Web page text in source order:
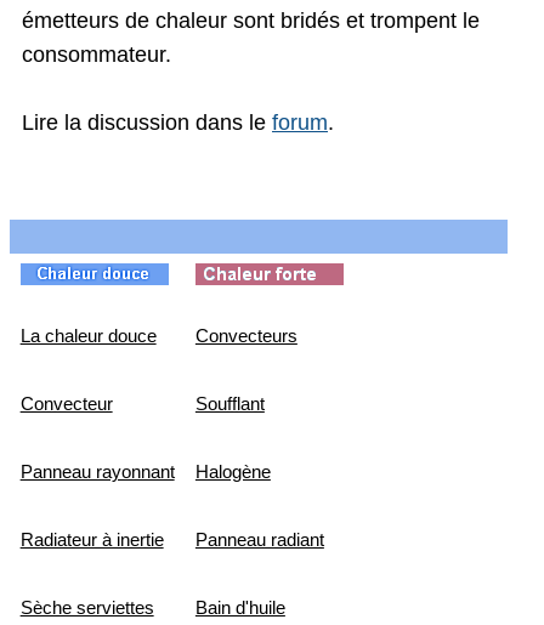
émetteurs de chaleur sont bridés et trompent le
consommateur.
Lire la discussion dans le forum.
La chaleur douce
Convecteur
Panneau rayonnant
Radiateur à inertie
Sèche serviettes
Convecteurs
Soufflant
Halogène
Panneau radiant
Bain d'huile